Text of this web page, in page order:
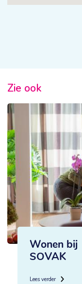
Zie ook
Wonen bij
SOVAK
Lees verder